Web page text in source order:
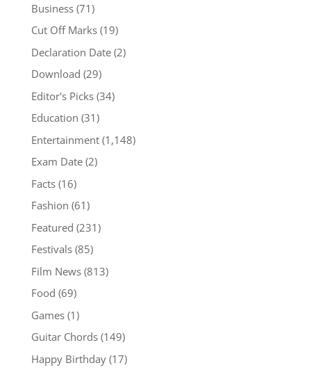
Business(71)
Cut Off Marks(19)
Declaration Date(2)
Download (29)
Editor's Picks(34)
Education (31)
Entertainment(1,148)
Exam Date(2)
Facts(16)
Fashion (61)
Featured (231)
Festivals(85)
Film News(813)
Food (69)
Games(1)
Guitar Chords(149)
Happy Birthday(17)